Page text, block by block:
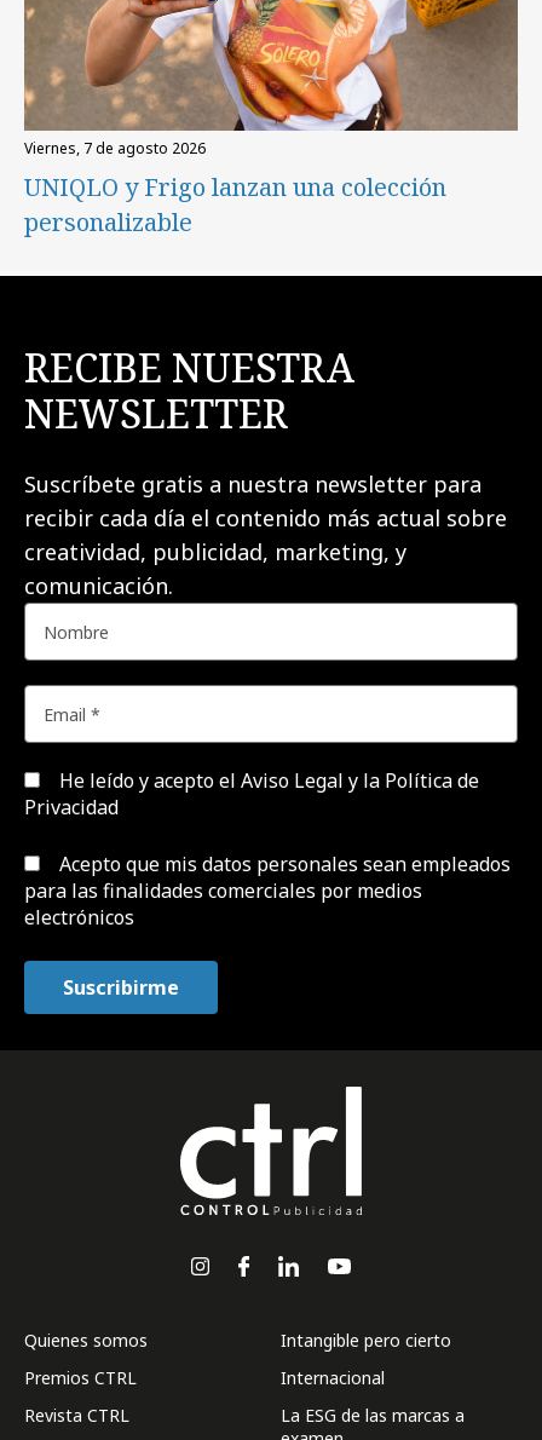
viernes, 7 de agosto 2026
UNIQLO y Frigo lanzan una colección
personalizable
RECIBE NUESTRA
NEWSLETTER
Suscríbete gratis a nuestra newsletter para
recibir cada día el contenido más actual sobre
creatividad, publicidad, marketing, y
comunicación.
He leído y acepto el Aviso Legal y la Política de
Privacidad
Acepto que mis datos personales sean empleados
para las finalidades comerciales por medios
electrónicos
Quienes somos
Premios CTRL
Revista CTRL
Intangible pero cierto
Internacional
La ESG de las marcas a